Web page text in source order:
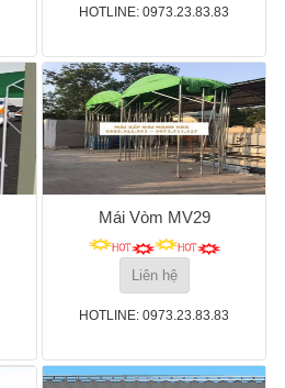
HOTLINE: 0973.23.83.83
Mái Vòm MV29
Liên hệ
HOTLINE: 0973.23.83.83